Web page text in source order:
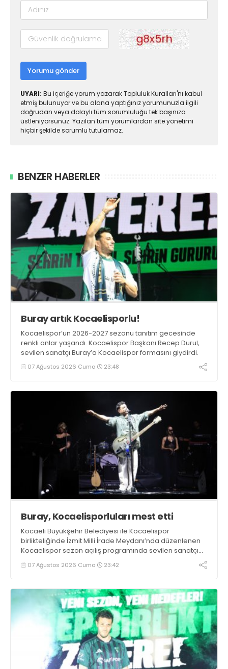
Yorumu gönder
UYARI: Bu içeriğe yorum yazarak Topluluk Kuralları'nı kabul
etmiş bulunuyor ve bu alana yaptığınız yorumunuzla ilgili
doğrudan veya dolaylı tüm sorumluluğu tek başınıza
üstleniyorsunuz. Yazılan tüm yorumlardan site yönetimi
hiçbir şekilde sorumlu tutulamaz.
BENZER HABERLER
Buray artık Kocaelisporlu!
Kocaelispor’un 2026-2027 sezonu tanıtım gecesinde
renkli anlar yaşandı. Kocaelispor Başkanı Recep Durul,
sevilen sanatçı Buray’a Kocaelispor formasını giydirdi.
07 Ağustos 2026 Cuma 23:48
Buray, Kocaelisporluları mest etti
Kocaeli Büyükşehir Belediyesi ile Kocaelispor
birlikteliğinde İzmit Milli İrade Meydanı’nda düzenlenen
Kocaelispor sezon açılış programında sevilen sanatçı
Buray, verdiği konserle meydanı inletti.
07 Ağustos 2026 Cuma 23:42